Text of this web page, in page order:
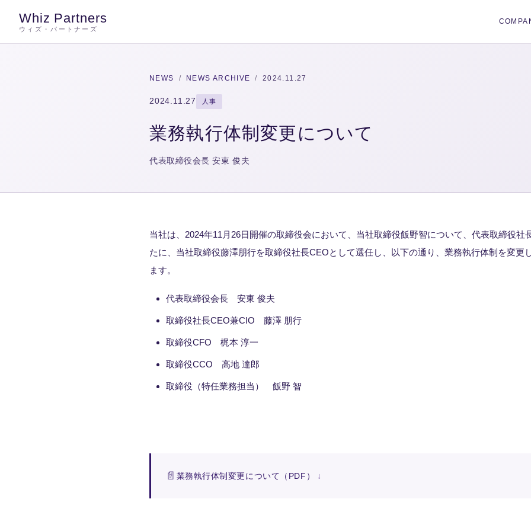
Whiz Partners
ウィズ・パートナーズ
NEWS / NEWS ARCHIVE / 2024.11.27
2024.11.27 人事
業務執行体制変更について
代表取締役会長 安東 俊夫
当社は、2024年11月26日開催の取締役会において、当社取締役飯野智について、代表取締役社
たに、当社取締役藤澤朋行を取締役社長CEOとして選任し、以下の通り、業務執行体制を変更
ます。
代表取締役会長 安東 俊夫
取締役社長CEO兼CIO 藤澤 朋行
取締役CFO 梶本 淳一
取締役CCO 高地 達郎
取締役（特任業務担当） 飯野 智
業務執行体制変更について（PDF）